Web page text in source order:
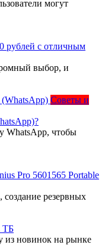
могут
рублей с отличным
выбор, и
Советы и
WhatsApp, чтобы
Pro 5601565 Portable
резервных
ТБ
из новинок на рынке